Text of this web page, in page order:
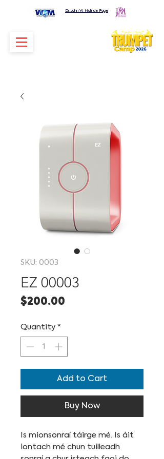
Dr. John W. Mulinde Page
SKU: 0003
EZ 00003
$200.00
Quantity *
Add to Cart
Buy Now
Is mionsonraí táirge mé. Is áit
iontach mé chun tuilleadh